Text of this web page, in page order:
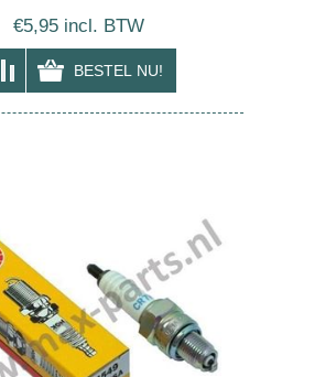
€5,95 incl. BTW